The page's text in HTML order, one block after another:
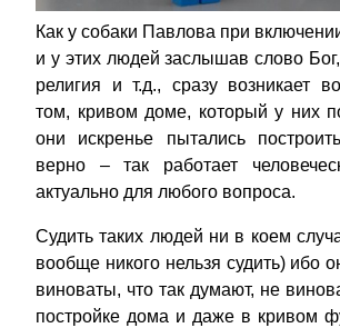
Как у собаки Павлова при
и у этих людей заслышав слово
религия и т.д., сразу возникает
том, кривом доме, который у них
они искренье пытались
верно – так работает
актуально для любого вопроса.
Судить таких людей ни в коем
вообще никого нельзя судить) ибо
виноваты, что так думают, не
постройке дома и даже в кривом